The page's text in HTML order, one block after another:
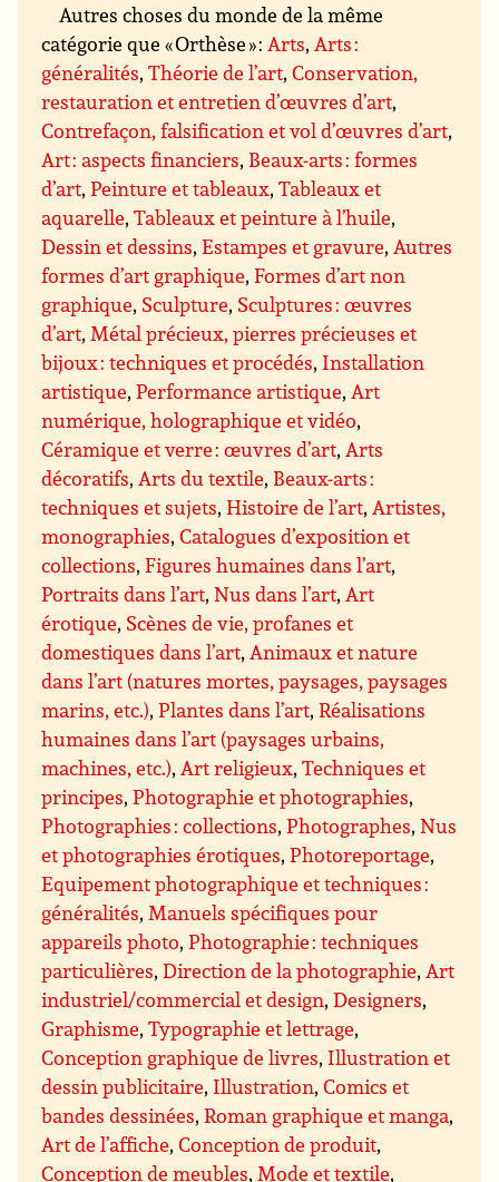
Autres choses du monde de la même
catégorie que « Orthèse » :Arts,Arts :
généralités,Théorie de l’art,Conservation,
restauration et entretien d’œuvres d’art,
Contrefaçon, falsification et vol d’œuvres d’art,
Art : aspects financiers, Beaux-arts : formes
d’art,Peinture et tableaux,Tableaux et
aquarelle,Tableaux et peinture à l’huile,
Dessin et dessins,Estampes et gravure,Autres
formes d’art graphique,Formes d’art non
graphique, Sculpture, Sculptures : œuvres
d’art,Métal précieux, pierres précieuses et
bijoux : techniques et procédés, Installation
artistique,Performance artistique,Art
numérique, holographique et vidéo,
Céramique et verre : œuvres d’art,Arts
décoratifs,Arts du textile, Beaux-arts :
techniques et sujets,Histoire de l’art,Artistes,
monographies,Catalogues d’exposition et
collections,Figures humaines dans l’art,
Portraits dans l’art,Nus dans l’art,Art
érotique, Scènes de vie, profanes et
domestiques dans l’art,Animaux et nature
dans l’art (natures mortes, paysages, paysages
marins, etc.),Plantes dans l’art,Réalisations
humaines dans l’art (paysages urbains,
machines, etc.),Art religieux,Techniques et
principes,Photographie et photographies,
Photographies : collections,Photographes,Nus
et photographies érotiques,Photoreportage,
Equipement photographique et techniques :
généralités,Manuels spécifiques pour
appareils photo,Photographie : techniques
particulières,Direction de la photographie,Art
industriel/commercial et design,Designers,
Graphisme,Typographie et lettrage,
Conception graphique de livres, Illustration et
dessin publicitaire, Illustration,Comics et
bandes dessinées,Roman graphique et manga,
Art de l’affiche,Conception de produit,
Conception de meubles,Mode et textile,